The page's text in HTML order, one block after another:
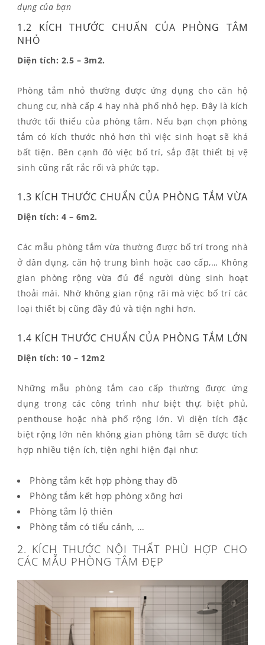
dụng của bạn
1.2 KÍCH THƯỚC CHUẨN CỦA PHÒNG TẮM
NHỎ
Diện tích: 2.5 – 3m2.
Phòng tắm nhỏ thường được ứng dụng cho căn hộ
chung cư, nhà cấp 4 hay nhà phố nhỏ hẹp. Đây là kích
thước tối thiểu của phòng tắm. Nếu bạn chọn phòng
tắm có kích thước nhỏ hơn thì việc sinh hoạt sẽ khá
bất tiện. Bên cạnh đó việc bố trí, sắp đặt thiết bị vệ
sinh cũng rất rắc rối và phức tạp.
1.3 KÍCH THƯỚC CHUẨN CỦA PHÒNG TẮM VỪA
Diện tích: 4 – 6m2.
Các mẫu phòng tắm vừa thường được bố trí trong nhà
ở dân dụng, căn hộ trung bình hoặc cao cấp,… Không
gian phòng rộng vừa đủ để người dùng sinh hoạt
thoải mái. Nhờ không gian rộng rãi mà việc bố trí các
loại thiết bị cũng đầy đủ và tiện nghi hơn.
1.4 KÍCH THƯỚC CHUẨN CỦA PHÒNG TẮM LỚN
Diện tích: 10 – 12m2
Những mẫu phòng tắm cao cấp thường được ứng
dụng trong các công trình như biệt thự, biệt phủ,
penthouse hoặc nhà phố rộng lớn. Vì diện tích đặc
biệt rộng lớn nên không gian phòng tắm sẽ được tích
hợp nhiều tiện ích, tiện nghi hiện đại như:
Phòng tắm kết hợp phòng thay đồ
Phòng tắm kết hợp phòng xông hơi
Phòng tắm lộ thiên
Phòng tắm có tiểu cảnh, …
2. KÍCH THƯỚC NỘI THẤT PHÙ HỢP CHO
CÁC MẪU PHÒNG TẮM ĐẸP